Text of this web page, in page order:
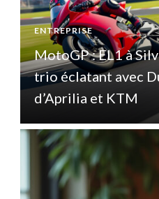
ENTREPRISE
MotoGP : EL1 à
trio éclatant avec
d’Aprilia et KTM